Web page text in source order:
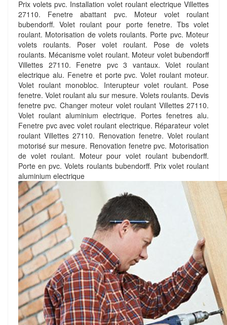
Prix volets pvc. Installation volet roulant electrique Villettes
27110. Fenetre abattant pvc. Moteur volet roulant
bubendorff. Volet roulant pour porte fenetre. Tbs volet
roulant. Motorisation de volets roulants. Porte pvc. Moteur
volets roulants. Poser volet roulant. Pose de volets
roulants. Mécanisme volet roulant. Moteur volet bubendorff
Villettes 27110. Fenetre pvc 3 vantaux. Volet roulant
electrique alu. Fenetre et porte pvc. Volet roulant moteur.
Volet roulant monobloc. Interupteur volet roulant. Pose
fenetre. Volet roulant alu sur mesure. Volets roulants. Devis
fenetre pvc. Changer moteur volet roulant Villettes 27110.
Volet roulant aluminium electrique. Portes fenetres alu.
Fenetre pvc avec volet roulant electrique. Réparateur volet
roulant Villettes 27110. Renovation fenetre. Volet roulant
motorisé sur mesure. Renovation fenetre pvc. Motorisation
de volet roulant. Moteur pour volet roulant bubendorff.
Porte en pvc. Volets roulants bubendorff. Prix volet roulant
aluminium electrique